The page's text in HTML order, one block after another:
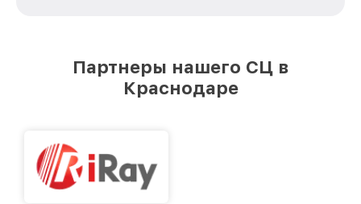
лучшим сервисным центром Infratech в
городе Краснодаре, постоянно повышая
Партнеры нашего СЦ в
Краснодаре